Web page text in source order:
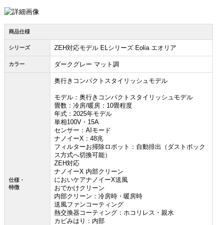
お買い物を続ける カートへ進む
商品仕様
シリーズ ZEH対応モデル ELシリーズ Eolia エオリア
カラー ダークグレー マット調
仕様・
特徴
奥行きコンパクトスタイリッシュモデル
モデル：奥行きコンパクトスタイリッシュモデル
畳数：冷房/暖房：10畳程度
年式：2025年モデル
単相100V・15A
センサー：AIモード
ナノイーX：48兆
フィルターお掃除ロボット：自動排出（ダストボック
ス方式へ切換可能）
ZEH対応
ナノイーX 内部クリーン
においケアナノイーX送風
おでかけクリーン
内部クリーン：冷房時・暖房時
送風ファンコーティング
熱交換器コーティング：ホコリレス・親水
カビみはり：内部